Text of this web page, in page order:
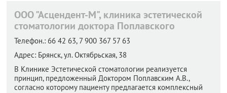
ООО "Асцендент-М", клиника эстетической
стоматологии доктора Поплавского
Телефон.: 66 42 63, 7 900 367 57 63
Адрес: Брянск,ул. Октябрьская, 38
В Клинике Эстетической стоматологии реализуется
принцип, предложенный Доктором Поплавским А.В.,
согласно которому пациенту предлагается комплексный